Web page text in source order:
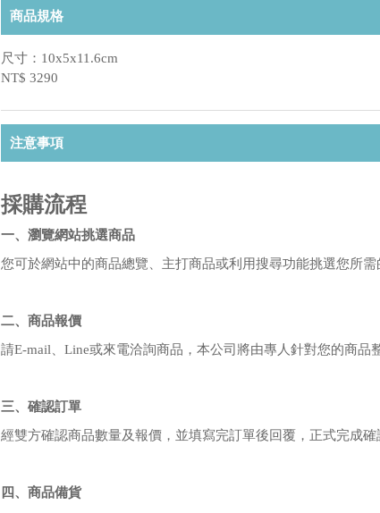
商品規格
尺寸：10x5x11.6cm
NT$ 3290
注意事項
採購流程
一、瀏覽網站挑選商品
您可於網站中的商品總覽、主打商品或利用搜尋功能挑選您所需
二、商品報價
請E-mail、Line或來電洽詢商品，本公司將由專人針對您的商品
三、確認訂單
經雙方確認商品數量及報價，並填寫完訂單後回覆，正式完成
四、商品備貨